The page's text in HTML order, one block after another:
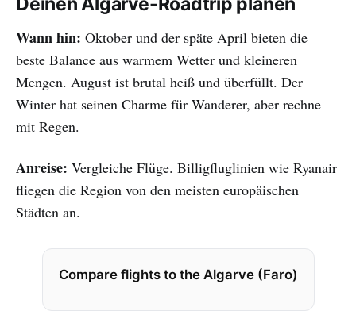
Wann hin: Oktober und der späte April bieten die
beste Balance aus warmem Wetter und kleineren
Mengen. August ist brutal heiß und überfüllt. Der
Winter hat seinen Charme für Wanderer, aber rechne
mit Regen.
Anreise: Vergleiche Flüge. Billigfluglinien wie Ryanair
fliegen die Region von den meisten europäischen
Städten an.
Compare flights to the Algarve (Faro)